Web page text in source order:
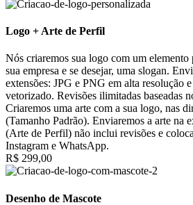
Logo + Arte de Perfil
Nós criaremos sua logo com um elemento
sua empresa e se desejar, uma slogan.
extensões: JPG e PNG em alta resolução
vetorizado. Revisões ilimitadas baseadas
Criaremos uma arte com a sua logo, nas
(Tamanho Padrão). Enviaremos a arte na
(Arte de Perfil) não inclui revisões e
Instagram e WhatsApp.
R$ 299,00
Desenho de Mascote